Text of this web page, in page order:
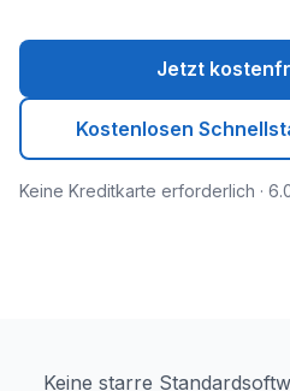
Jetzt
Kostenlosen
Keine Kreditkarte erforderlich ·
Keine starre